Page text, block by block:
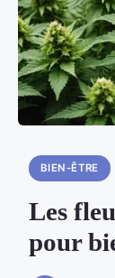
BIEN-ÊTRE
Les
pour